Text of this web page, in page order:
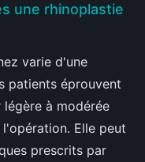
une rhinoplastie
varie d'une
patients éprouvent
à modérée
Elle peut
prescrits par